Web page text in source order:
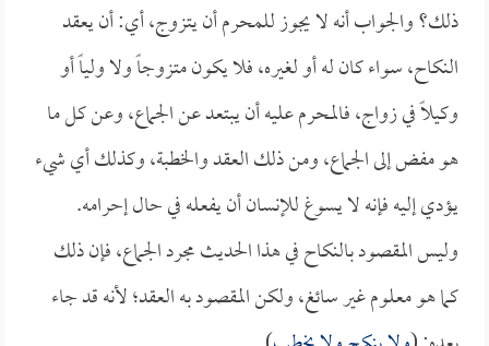
ذلك؟ والجواب أنه لا يجوز للمحرم أن يتزوج، أي: أن يعقد
النكاح، سواء كان له أو لغيره، فلا يكون متزوجاً ولا ولياً أو
وكيلاً في زواج، فالمحرم عليه أن يبتعد عن الجماع، وعن كل ما
هو مفض إلى الجماع، ومن ذلك العقد والخطبة، وكذلك أي شيء
يؤدي إليه فإنه لا يسوغ للإنسان أن يفعله في حال إحرامه.
وليس المقصود بالنكاح في هذا الحديث مجرد الجماع، فإن ذلك
كما هو معلوم غير سائغ، ولكن المقصود به العقد؛ لأنه قد جاء